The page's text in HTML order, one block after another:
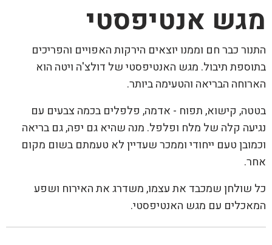
מגש אנטיפסטי
התנור כבר חם וממנו יוצאים הירקות האפויים והפריכים
בתוספת תיבול. מגש האנטיפסטי של דולצ'ה ויטה הוא
הארוחה הבריאה והטעימה ביותר.
בטטה, קישוא, תפוח - אדמה, פלפלים בכמה צבעים עם
נגיעה קלה של מלח ופלפל. מנה שהיא גם יפה, גם בריאה
וכמובן טעם ייחודי וממכר שעדיין לא טעמתם בשום מקום
אחר.
כל שולחן שמכבד את עצמו, משדרג את האירוח ושפע
המאכלים עם מגש האנטיפסטי.